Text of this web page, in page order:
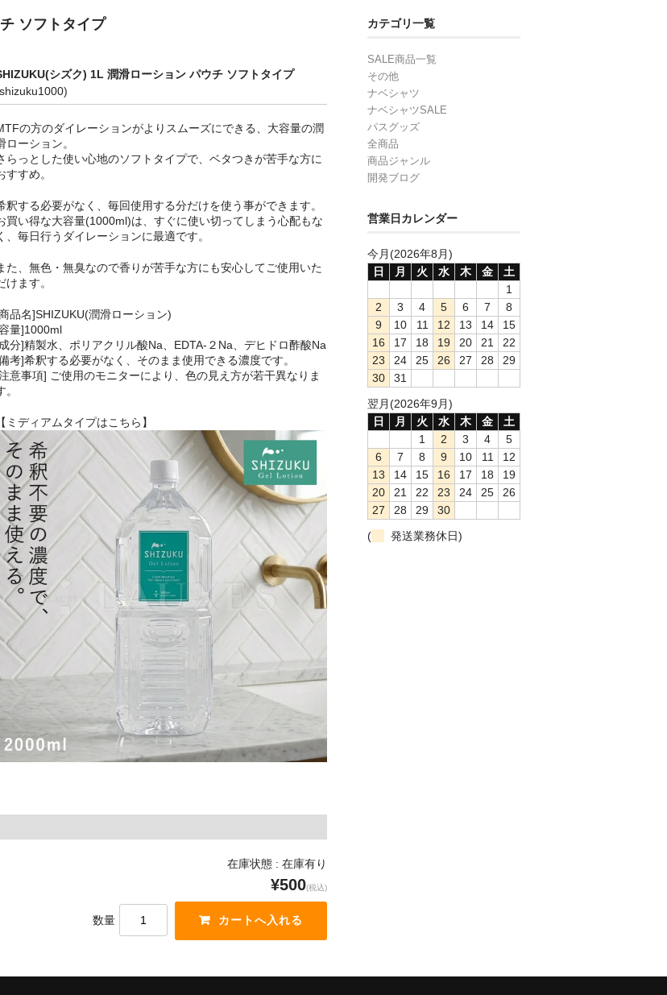
ソフトタイプ
シズク) 1L 潤滑ローション パウチ ソフトタイプ
の方のダイレーションがよりスムーズにできる、大容量の潤
ローション。
らっとした使い心地のソフトタイプで、ベタつきが苦手な方に
すすめ。
釈する必要がなく、毎回使用する分だけを使う事ができます。
買い得な大容量(1000ml)は、すぐに使い切ってしまう心配もな
、毎日行うダイレーションに最適です。
た、無色・無臭なので香りが苦手な方にも安心してご使用いた
けます。
品名]SHIZUKU(潤滑ローション)
量]1000ml
分]精製水、ポリアクリル酸Na、EDTA-２Na、デヒドロ酢酸Na
考]希釈する必要がなく、そのまま使用できる濃度です。
意事項] ご使用のモニターにより、色の見え方が若干異なりま
。
【ミディアムタイプはこちら】
在庫状態 : 在庫有り
¥500(税込)
数量
カテゴリ一覧
SALE商品一覧
その他
ナベシャツ
ナベシャツSALE
パスグッズ
全商品
商品ジャンル
開発ブログ
営業日カレンダー
今月(2026年8月)
日
月 火 水 木 金
土
1
2
3 4 5 6 7
8
9
10 11 12 13 14
15
16
17 18 19 20 21
22
23
24 25 26 27 28
29
30
31
翌月(2026年9月)
日
月 火 水 木 金
土
1
2 3 4
5
6
7 8 9 10 11
12
13
14 15 16 17 18
19
20
21 22 23 24 25
26
27
28 29
30
(
発送業務休日)